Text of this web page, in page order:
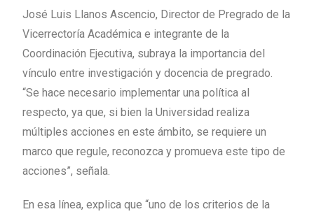
José Luis Llanos Ascencio, Director de Pregrado de la
Vicerrectoría Académica e integrante de la
Coordinación Ejecutiva, subraya la importancia del
vínculo entre investigación y docencia de pregrado.
“Se hace necesario implementar una política al
respecto, ya que, si bien la Universidad realiza
múltiples acciones en este ámbito, se requiere un
marco que regule, reconozca y promueva este tipo de
acciones”, señala.
En esa línea, explica que “uno de los criterios de la